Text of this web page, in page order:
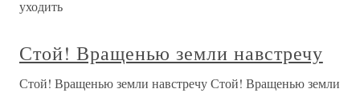
уходить
Стой! Вращенью земли навстречу
Стой! Вращенью земли навстречу Стой! Вращенью земли